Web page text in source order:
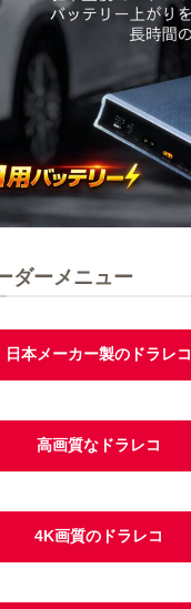
ダーメニュー
日本メーカー製のドラレコ
高画質なドラレコ
4K画質のドラレコ